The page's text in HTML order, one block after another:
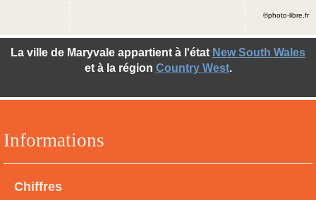
Informations
Chiffres
La ville de Maryvale appartient à l'état New South Wales
et à la région Country West.
©photo-libre.fr